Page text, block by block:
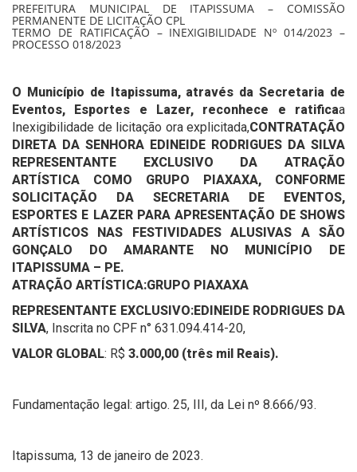
PREFEITURA MUNICIPAL DE ITAPISSUMA – COMISSÃO
PERMANENTE DE LICITAÇÃO CPL
TERMO DE RATIFICAÇÃO – INEXIGIBILIDADE Nº 014/2023 –
PROCESSO 018/2023
O Município de Itapissuma, através da Secretaria de
Eventos, Esportes e Lazer, reconhece e ratificaa
Inexigibilidade de licitação ora explicitada,CONTRATAÇÃO
DIRETA DA SENHORA EDINEIDE RODRIGUES DA SILVA
REPRESENTANTE EXCLUSIVO DA ATRAÇÃO
ARTÍSTICA COMO GRUPO PIAXAXA, CONFORME
SOLICITAÇÃO DA SECRETARIA DE EVENTOS,
ESPORTES E LAZER PARA APRESENTAÇÃO DE SHOWS
ARTÍSTICOS NAS FESTIVIDADES ALUSIVAS A SÃO
GONÇALO DO AMARANTE NO MUNICÍPIO DE
ITAPISSUMA – PE.
ATRAÇÃO ARTÍSTICA:GRUPO PIAXAXA
REPRESENTANTE EXCLUSIVO:EDINEIDE RODRIGUES DA
SILVA, Inscrita no CPF n° 631.094.414-20,
VALOR GLOBAL: R$ 3.000,00 (três mil Reais).
Fundamentação legal: artigo. 25, III, da Lei nº 8.666/93.
Itapissuma, 13 de janeiro de 2023.